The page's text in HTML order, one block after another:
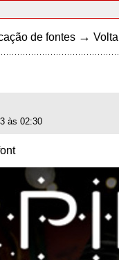
de fontes →
às 02:30